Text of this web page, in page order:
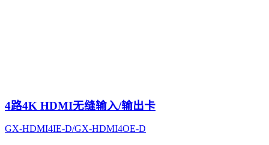
4路4K HDMI无缝输入/输出卡
GX-HDMI4IE-D/GX-HDMI4OE-D